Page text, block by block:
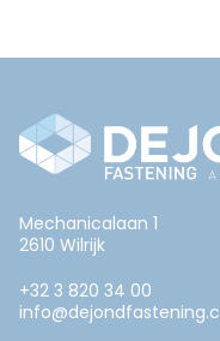
Mechanicalaan 1
2610 Wilrijk
+32 3 820 34 00